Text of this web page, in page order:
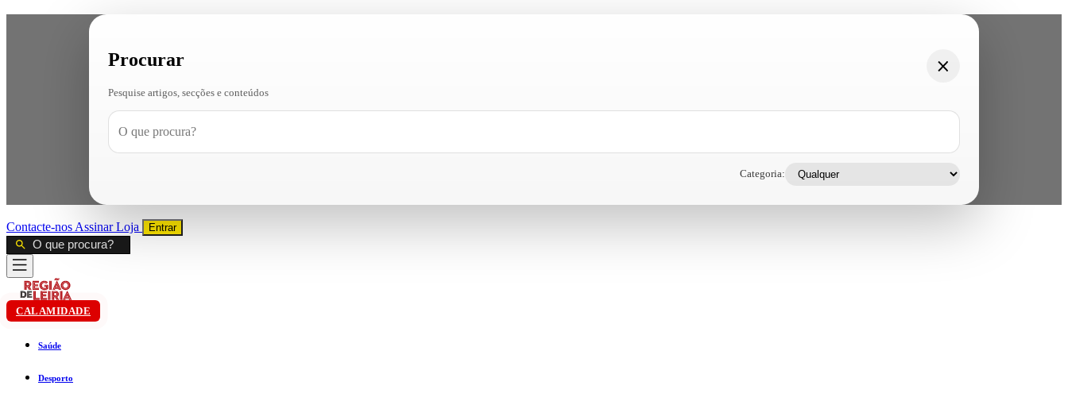
Procurar
Pesquise artigos, secções e conteúdos
Categoria:
Contacte-nos AssinarLoja Entrar
CALAMIDADE
Saúde
Desporto